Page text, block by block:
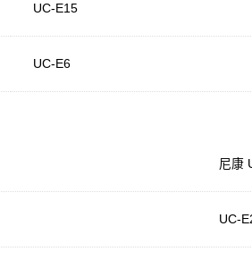
UC-E15
UC-E6
尼康
UC-